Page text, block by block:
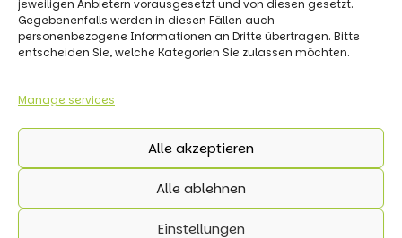
jeweiligen Anbietern vorausgesetzt und von diesen gesetzt.
Gegebenenfalls werden in diesen Fällen auch
personenbezogene Informationen an Dritte übertragen. Bitte
entscheiden Sie, welche Kategorien Sie zulassen möchten.
Manage services
Alle akzeptieren
Alle ablehnen
Einstellungen
Impressum
Copyright © 2026 KI-Akademie OWL | Alle Rechte